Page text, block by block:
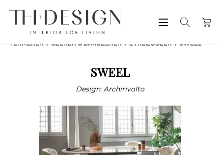
TERMÉKEK SZÉKEK & BÁRSZÉKEK ÉTKEZŐSZÉK SWEEL
SWEEL
Design: Archirivolto